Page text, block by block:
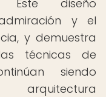
Este diseño
y el
y demuestra
técnicas de
siendo